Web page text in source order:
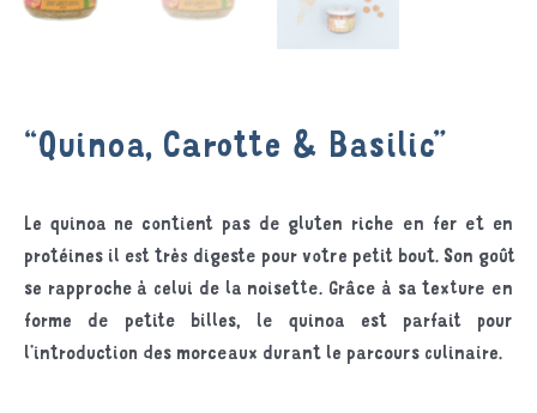
“Quinoa, Carotte & Basilic”
Le quinoa ne contient pas de gluten riche en fer et en
protéines il est très digeste pour votre petit bout. Son goût
se rapproche à celui de la noisette. Grâce à sa texture en
forme de petite billes, le quinoa est parfait pour
l’introduction des morceaux durant le parcours culinaire.